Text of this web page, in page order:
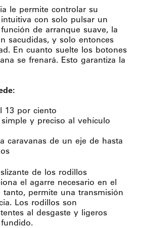
le permite controlar su
con solo pulsar un
de arranque suave, la
sacudidas, y solo entonces
En cuanto suelte los botones
se frenará. Esto garantiza la
13 por ciento
y preciso al vehículo
caravanas de un eje de hasta
de los rodillos
el agarre necesario en el
permite una transmisión
Los rodillos son
al desgaste y ligeros